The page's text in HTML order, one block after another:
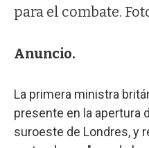
para el combate.
Anuncio.
La primera ministra
presente en la apertura
suroeste de Londres, y